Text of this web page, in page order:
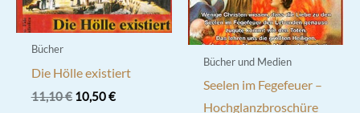
Bücher
Die Hölle existiert
11,10€ Ursprünglicher
10,50€Aktueller
Bücher und Medien
Seelen im Fegefeuer –
Hochglanzbroschüre